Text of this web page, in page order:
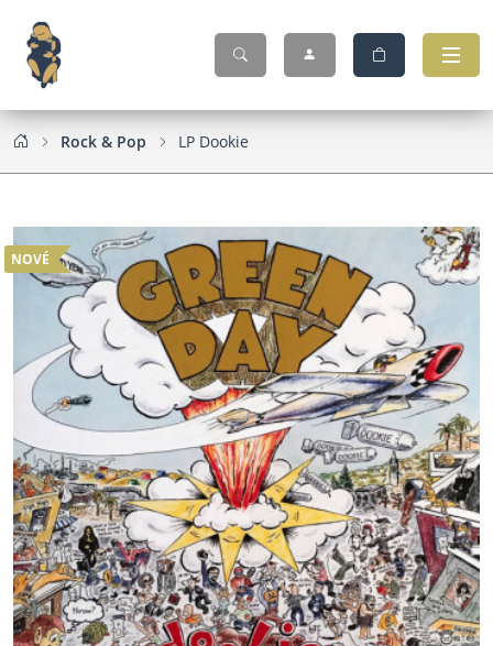
Rock & Pop LP Dookie
NOVÉ